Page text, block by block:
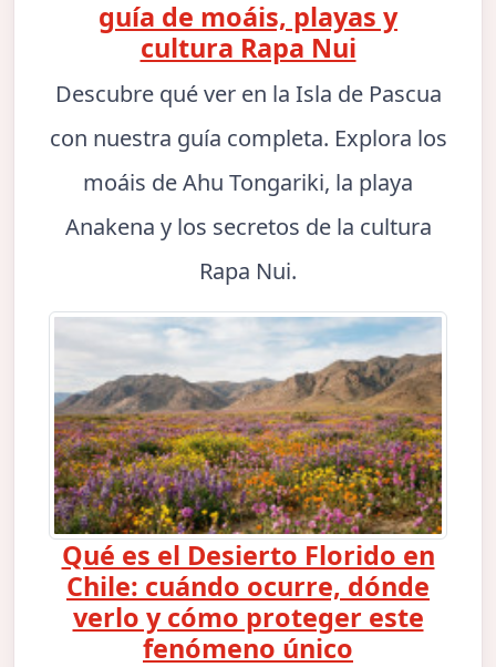
guía de moáis, playas y
cultura Rapa Nui
Descubre qué ver en la Isla de Pascua
con nuestra guía completa. Explora los
moáis de Ahu Tongariki, la playa
Anakena y los secretos de la cultura
Rapa Nui.
Qué es el Desierto Florido en
Chile: cuándo ocurre, dónde
verlo y cómo proteger este
fenómeno único